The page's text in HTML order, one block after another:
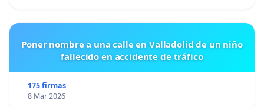
Poner nombre a una calle en Valladolid de un niño
fallecido en accidente de tráfico
175 firmas
8 Mar 2026